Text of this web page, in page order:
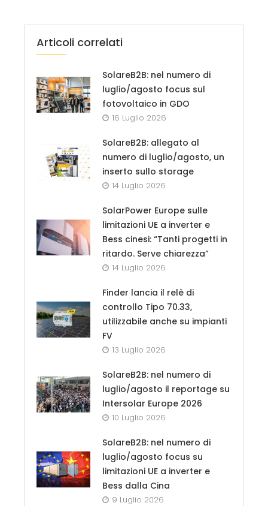
Articoli correlati
SolareB2B: nel numero di
luglio/agosto focus sul
fotovoltaico in GDO
16 Luglio 2026
SolareB2B: allegato al
numero di luglio/agosto, un
inserto sullo storage
14 Luglio 2026
SolarPower Europe sulle
limitazioni UE a inverter e
Bess cinesi: “Tanti progetti in
ritardo. Serve chiarezza”
14 Luglio 2026
Finder lancia il relè di
controllo Tipo 70.33,
utilizzabile anche su impianti
FV
13 Luglio 2026
SolareB2B: nel numero di
luglio/agosto il reportage su
Intersolar Europe 2026
10 Luglio 2026
SolareB2B: nel numero di
luglio/agosto focus su
limitazioni UE a inverter e
Bess dalla Cina
9 Luglio 2026